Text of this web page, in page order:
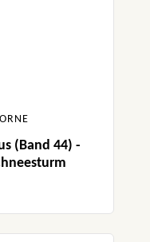
(Band 44) -